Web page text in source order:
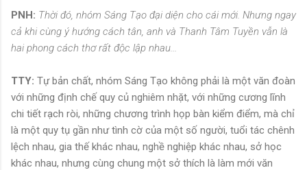
PNH: Thời đó, nhóm Sáng Tạo đại diện cho cái mới. Nhưng ngay
cả khi cùng ý hướng cách tân, anh và Thanh Tâm Tuyền vẫn là
hai phong cách thơ rất độc lập nhau...
TTY: Tự bản chất, nhóm Sáng Tạo không phải là một văn đoàn
với những định chế quy củ nghiêm nhặt, với những cương lĩnh
chi tiết rạch ròi, những chương trình họp bàn kiểm điểm, mà chỉ
là một quy tụ gần như tình cờ của một số người, tuổi tác chênh
lệch nhau, gia thế khác nhau, nghề nghiệp khác nhau, sở học
khác nhau, nhưng cùng chung một sở thích là làm mới văn